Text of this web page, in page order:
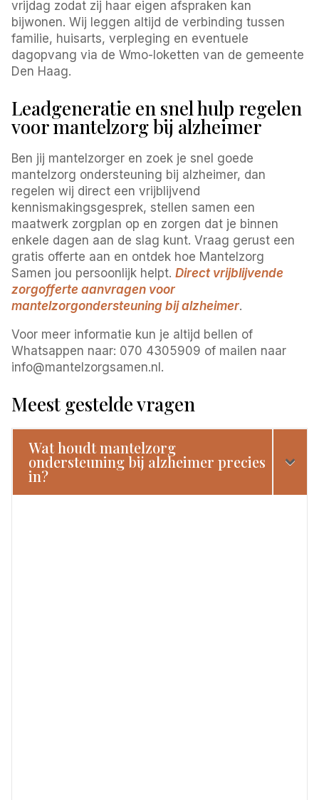
vrijdag zodat zij haar eigen afspraken kan
bijwonen. Wij leggen altijd de verbinding tussen
familie, huisarts, verpleging en eventuele
dagopvang via de Wmo-loketten van de gemeente
Den Haag.
Leadgeneratie en snel hulp regelen
voor mantelzorg bij alzheimer
Ben jij mantelzorger en zoek je snel goede
mantelzorg ondersteuning bij alzheimer, dan
regelen wij direct een vrijblijvend
kennismakingsgesprek, stellen samen een
maatwerk zorgplan op en zorgen dat je binnen
enkele dagen aan de slag kunt. Vraag gerust een
gratis offerte aan en ontdek hoe Mantelzorg
Samen jou persoonlijk helpt.Direct vrijblijvende
zorgofferte aanvragen voor
mantelzorgondersteuning bij alzheimer.
Voor meer informatie kun je altijd bellen of
Whatsappen naar: 070 4305909 of mailen naar
info@mantelzorgsamen.nl.
Meest gestelde vragen
Wat houdt mantelzorg
ondersteuning bij alzheimer precies
in?